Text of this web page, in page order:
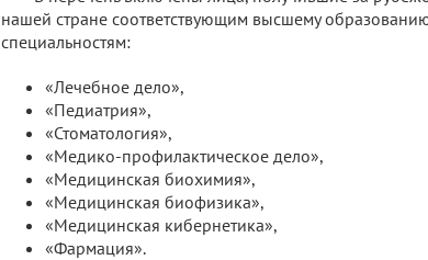
нашей стране соответствующим высшему
специальностям:
«Лечебное дело»,
«Педиатрия»,
«Стоматология»,
«Медико-профилактическое дело»,
«Медицинская биохимия»,
«Медицинская биофизика»,
«Медицинская кибернетика»,
«Фармация».